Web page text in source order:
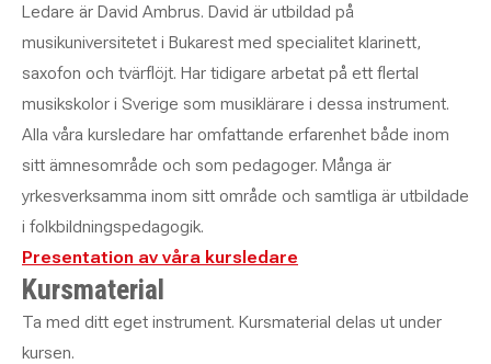
Ledare är David Ambrus. David är utbildad på
musikuniversitetet i Bukarest med specialitet klarinett,
saxofon och tvärflöjt. Har tidigare arbetat på ett flertal
musikskolor i Sverige som musiklärare i dessa instrument.
Alla våra kursledare har omfattande erfarenhet både inom
sitt ämnesområde och som pedagoger. Många är
yrkesverksamma inom sitt område och samtliga är utbildade
i folkbildningspedagogik.
Presentation av våra kursledare
Kursmaterial
Ta med ditt eget instrument. Kursmaterial delas ut under
kursen.